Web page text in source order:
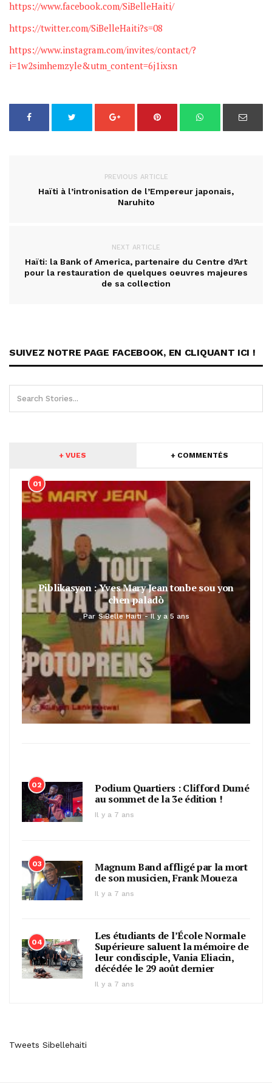
https://www.facebook.com/SiBelleHaiti/
https://twitter.com/SiBelleHaiti?s=08
https://www.instagram.com/invites/contact/?
i=1w2simhemzyle&utm_content=6j1ixsn
PREVIOUS ARTICLE
Haïti à l’intronisation de l’Empereur japonais,
Naruhito
NEXT ARTICLE
Haïti: la Bank of America, partenaire du Centre d’Art
pour la restauration de quelques oeuvres majeures
de sa collection
SUIVEZ NOTRE PAGE FACEBOOK, EN CLIQUANT ICI !
+ VUES + COMMENTÉS
01
Piblikasyon : Yves Mary Jean tonbe sou yon
chen paladò
Par SiBelle Haiti Il y a 5 ans
02
Podium Quartiers : Clifford Dumé
au sommet de la 3e édition !
Il y a 7 ans
03
Magnum Band affligé par la mort
de son musicien, Frank Moueza
Il y a 7 ans
04
Les étudiants de l’École Normale
Supérieure saluent la mémoire de
leur condisciple, Vania Eliacin,
décédée le 29 août dernier
Il y a 7 ans
Tweets Sibellehaiti